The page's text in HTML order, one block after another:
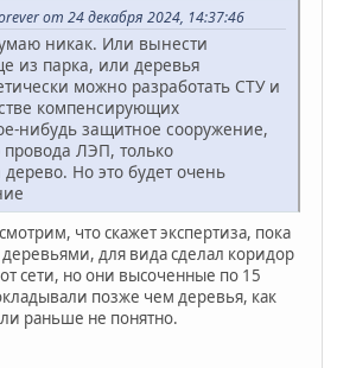
от 24 декабря 2024, 14:37:46
никак. Или вынести
из парка, или деревья
можно разработать СТУ и
компенсирующих
нибудь защитное сооружение,
ЛЭП, только
Но это будет очень
что скажет экспертиза, пока
для вида сделал коридор
сети, но они высоченные по 15
позже чем деревья, как
раньше не понятно.